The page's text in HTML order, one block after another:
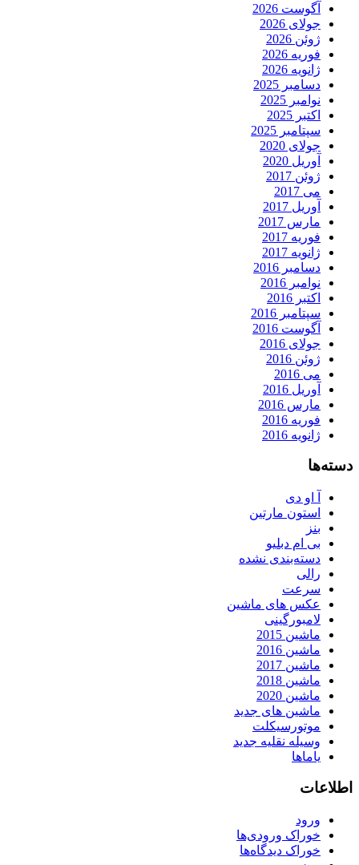
آگوست 2026
جولای 2026
ژوئن 2026
فوریه 2026
ژانویه 2026
دسامبر 2025
نوامبر 2025
اکتبر 2025
سپتامبر 2025
جولای 2020
آوریل 2020
ژوئن 2017
می 2017
آوریل 2017
مارس 2017
فوریه 2017
ژانویه 2017
دسامبر 2016
نوامبر 2016
اکتبر 2016
سپتامبر 2016
آگوست 2016
جولای 2016
ژوئن 2016
می 2016
آوریل 2016
مارس 2016
فوریه 2016
ژانویه 2016
دسته‌ها
آ او دی
استون مارتین
بنز
بی ام دبلیو
دسته‌بندی نشده
رالی
سرعت
عکس های ماشین
لامبورگینی
ماشین 2015
ماشین 2016
ماشین 2017
ماشین 2018
ماشین 2020
ماشین های جدید
موتورسیکلت
وسیله نقلیه جدید
یاماها
اطلاعات
ورود
خوراک ورودی‌ها
خوراک دیدگاه‌ها